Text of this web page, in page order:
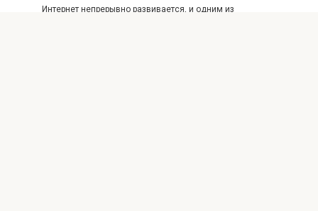
Интернет непрерывно развивается, и одним из